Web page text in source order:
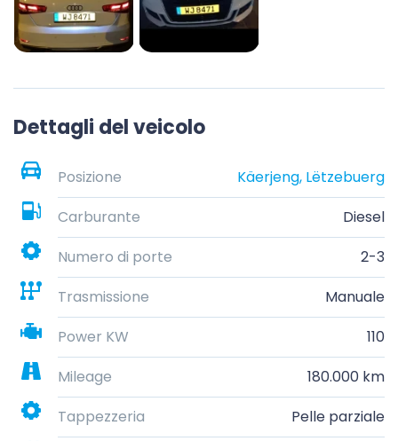
Dettagli del veicolo
Posizione
Käerjeng, Lëtzebuerg
Carburante
Diesel
Numero di porte
2-3
Trasmissione
Manuale
Power KW
110
Mileage
180.000 km
Tappezzeria
Pelle parziale